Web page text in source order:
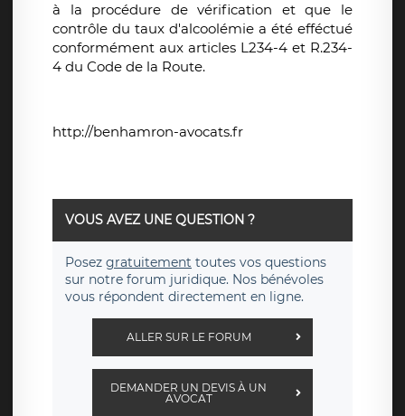
à la procédure de vérification et que le
contrôle du taux d'alcoolémie a été efféctué
conformément aux articles L234-4 et R.234-
4 du Code de la Route.
http://benhamron-avocats.fr
VOUS AVEZ UNE QUESTION ?
Posez gratuitement toutes vos questions
sur notre forum juridique. Nos bénévoles
vous répondent directement en ligne.
ALLER SUR LE FORUM
DEMANDER UN DEVIS À UN
AVOCAT